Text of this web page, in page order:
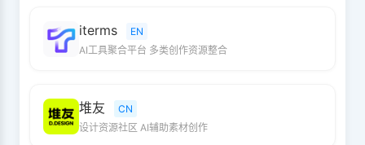
iterms
EN
AI工具聚合平台 多类创作资源整合
堆友
CN
设计资源社区 AI辅助素材创作